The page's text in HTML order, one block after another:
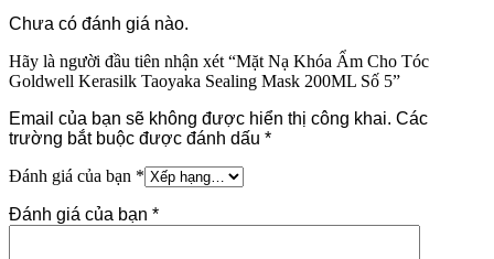
Chưa có đánh giá nào.
Hãy là người đầu tiên nhận xét “Mặt Nạ Khóa Ẩm Cho Tóc
Goldwell Kerasilk Taoyaka Sealing Mask 200ML Số 5”
Email của bạn sẽ không được hiển thị công khai. Các
trường bắt buộc được đánh dấu *
Đánh giá của bạn *
Đánh giá của bạn *